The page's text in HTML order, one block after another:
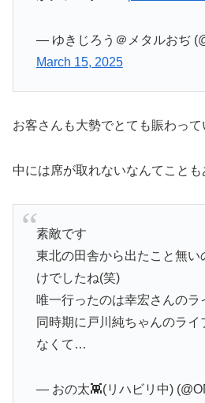
— ゆきじろう＠メタルおぢ
March 15, 2025
お客さんも大勢でとても賑わって
中には席が取れないなんてことも
素敵です
東北の田舎から出たこと無
けでしたね(笑)
唯一行ったのは幸宏さんのラ
同時期に戸川純ちゃんのラ
なくて…
— おの太👾(リハビリ中)